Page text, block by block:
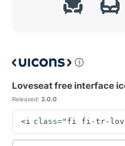
Loveseat free interface
Released: 2.0.0
<i class="fi fi-tr-